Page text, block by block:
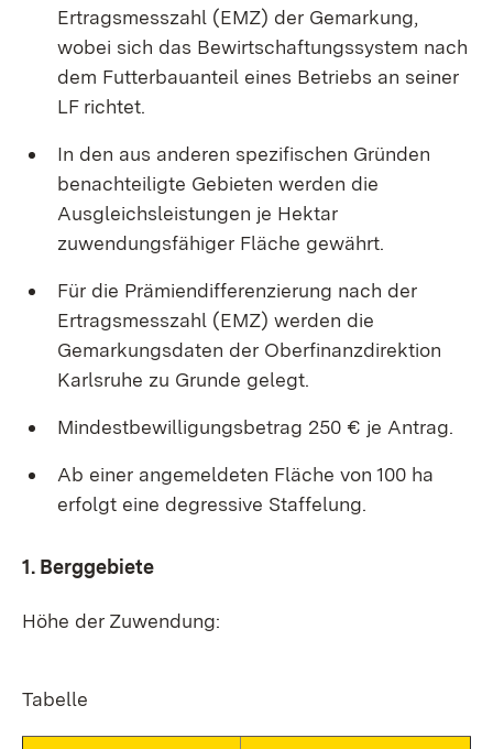
Ertragsmesszahl (EMZ) der Gemarkung,
wobei sich das Bewirtschaftungssystem nach
dem Futterbauanteil eines Betriebs an seiner
LF richtet.
In den aus anderen spezifischen Gründen
benachteiligte Gebieten werden die
Ausgleichsleistungen je Hektar
zuwendungsfähiger Fläche gewährt.
Für die Prämiendifferenzierung nach der
Ertragsmesszahl (EMZ) werden die
Gemarkungsdaten der Oberfinanzdirektion
Karlsruhe zu Grunde gelegt.
Mindestbewilligungsbetrag 250 € je Antrag.
Ab einer angemeldeten Fläche von 100 ha
erfolgt eine degressive Staffelung.
1. Berggebiete
Höhe der Zuwendung:
Tabelle